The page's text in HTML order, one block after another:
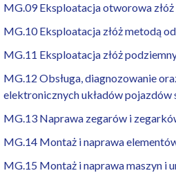
MG.09 Eksploatacja otworowa złóż
MG.10 Eksploatacja złóż metodą
MG.11 Eksploatacja złóż
MG.12 Obsługa, diagnozowanie
elektronicznych układów pojazdów
MG.13 Naprawa zegarów i
MG.14 Montaż i naprawa
MG.15 Montaż i naprawa maszyn i